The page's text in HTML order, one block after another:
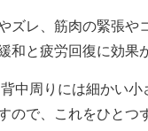
ズレ、筋肉の緊張や
和と疲労回復に効果
中周りには細かい小
ので、これをひとつ